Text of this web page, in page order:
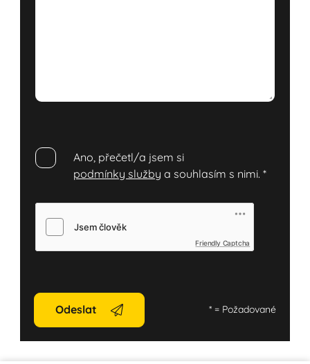
Ano, přečetl/a jsem si
podmínky služby a souhlasím s nimi.*
Friendly Captcha
Odeslat *= Požadované